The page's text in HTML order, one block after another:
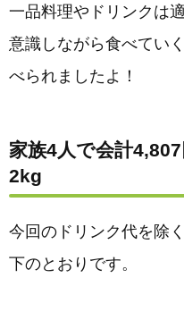
一品料理やドリンクは
意識しながら食べてい
べられましたよ！
家族4人で会計
2kg
今回のドリンク代を除
下のとおりです。